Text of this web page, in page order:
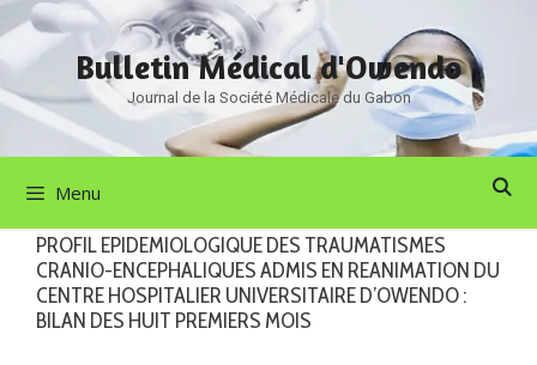
Aller
au
contenu
Bulletin Médical d'Owendo
Journal de la Société Médicale du Gabon
Menu
PROFIL EPIDEMIOLOGIQUE DES TRAUMATISMES
CRANIO-ENCEPHALIQUES ADMIS EN REANIMATION DU
CENTRE HOSPITALIER UNIVERSITAIRE D’OWENDO :
BILAN DES HUIT PREMIERS MOIS